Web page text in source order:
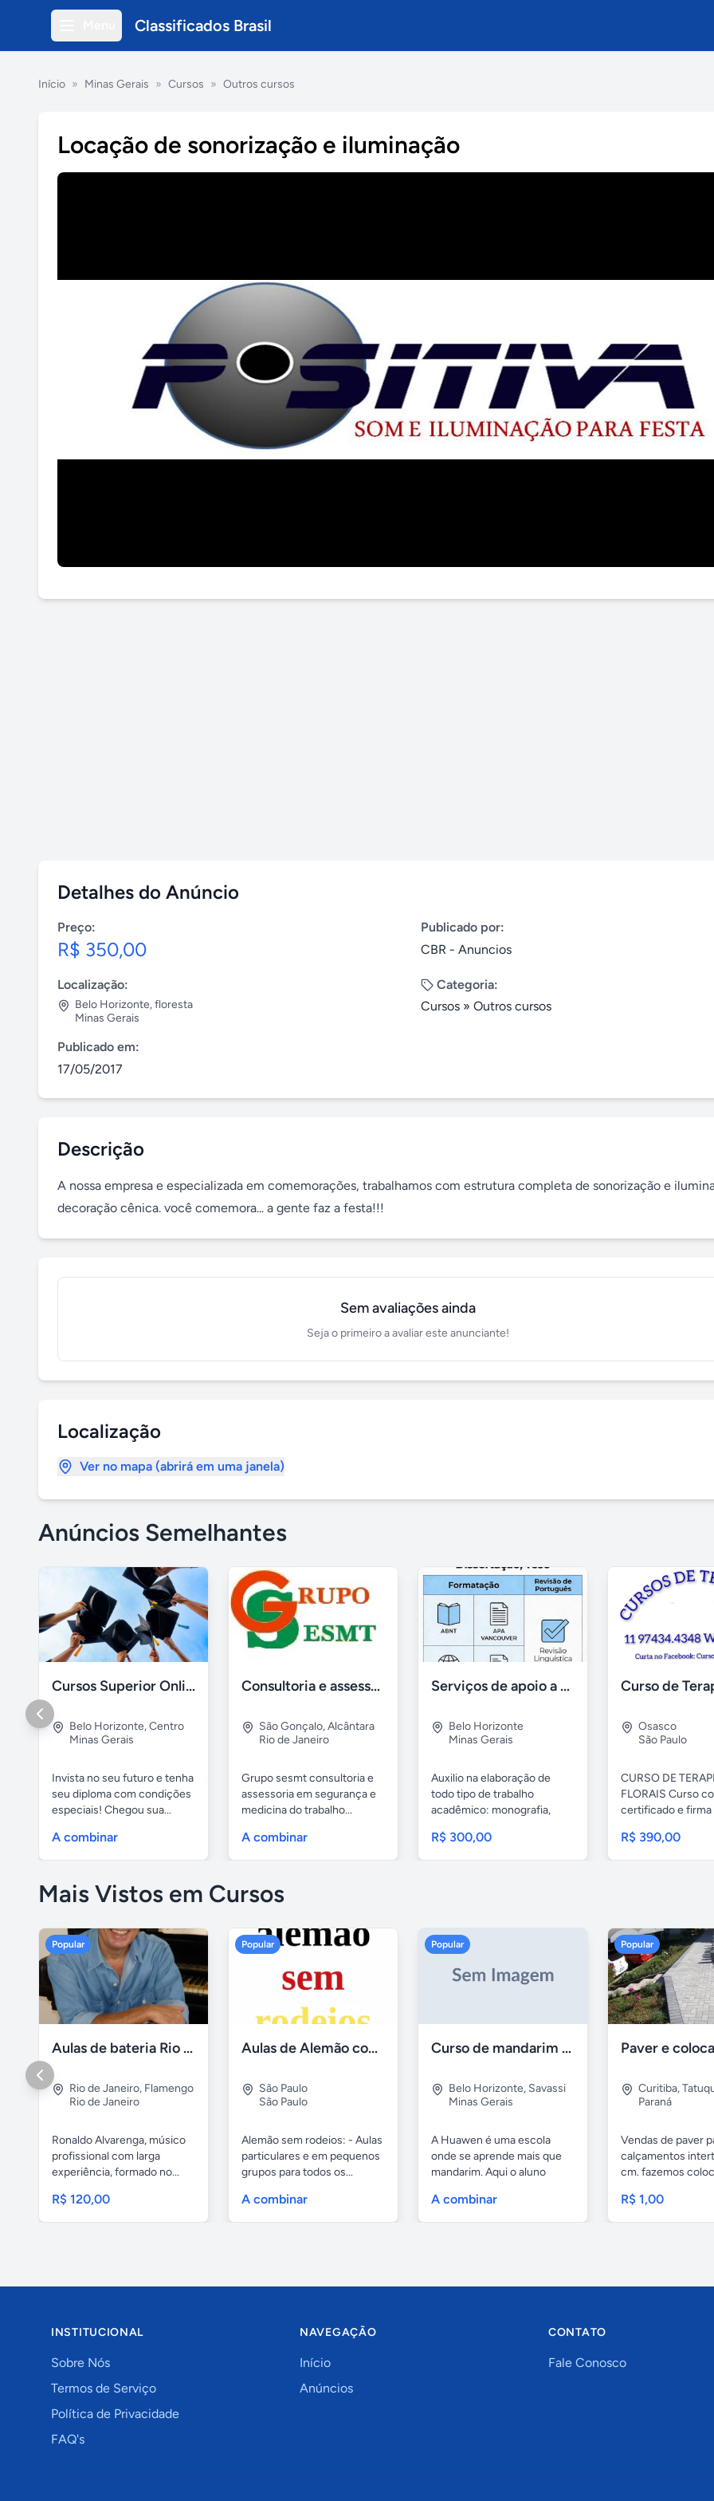
Classificados Brasil
Início » Minas Gerais » Cursos » Outros cursos
Locação de sonorização e iluminação
Detalhes do Anúncio
Preço:
R$ 350,00
Publicado por:
CBR - Anuncios
Localização:
Belo Horizonte,floresta
Minas Gerais
Categoria:
Cursos » Outros cursos
Publicado em:
17/05/2017
Descrição
A nossa empresa e especializada em comemorações, trabalhamos com estrutura completa de sonorização e
decoração cênica. você comemora... a gente faz a festa!!!
Sem avaliações ainda
Seja o primeiro a avaliar este anunciante!
Localização
Ver no mapa (abrirá em uma janela)
Anúncios Semelhantes
Cursos Superior Online - Sem pagamento adiantado
Belo Horizonte,Centro
Minas Gerais
Invista no seu futuro e tenha
seu diploma com condições
especiais! Chegou sua...
A combinar
Consultoria e assessoria em segurança e medicina do trabalho
São Gonçalo,Alcântara
Rio de Janeiro
Grupo sesmt consultoria e
assessoria em segurança e
medicina do trabalho...
A combinar
Serviços de apoio a trabalhos acadêmicos
Belo Horizonte
Minas Gerais
Auxilio na elaboração de
todo tipo de trabalho
acadêmico: monografia,
R$ 300,00
Osasco
São Paulo
CURSO DE
FLORAIS Curso
certificado e firma
R$ 390,00
Mais Vistos em Cursos
Popular
Aulas de bateria Rio de Janeiro
Rio de Janeiro, Flamengo
Rio de Janeiro
Ronaldo Alvarenga, músico
profissional com larga
experiência, formado no...
R$ 120,00
Popular
Aulas de Alemão com Professor Nativo
São Paulo
São Paulo
Alemão sem rodeios: - Aulas
particulares e em pequenos
grupos para todos os...
A combinar
Popular
Curso de mandarim em belo horizonte
Belo Horizonte, Savassi
Minas Gerais
A Huawen é uma escola
onde se aprende mais que
mandarim. Aqui o aluno
A combinar
Popular
Curitiba,
Paraná
Vendas de paver
calçamentos
cm. fazemos
R$ 1,00
INSTITUCIONAL
Sobre Nós
Termos de Serviço
Política de Privacidade
FAQ's
NAVEGAÇÃO
Início
Anúncios
CONTATO
Fale Conosco